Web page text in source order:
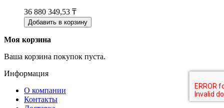
36 880 349,53 ₸
Добавить в корзину
Моя корзина
Ваша корзина покупок пуста.
Информация
О компании
Контакты